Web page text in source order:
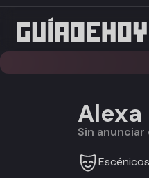
Alexa
Sin
Escénicos